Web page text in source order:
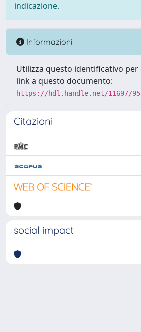
indicazione.
Informazioni
Utilizza questo identificativo per
link a questo documento:
https://hdl.handle.net/11697/
Citazioni
social impact